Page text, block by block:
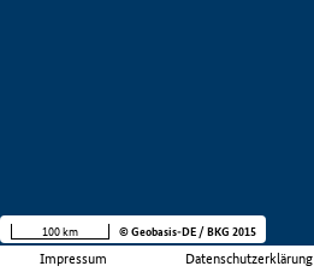
Impressum Datenschutzerklärung
100 km © Geobasis-DE / BKG 2015